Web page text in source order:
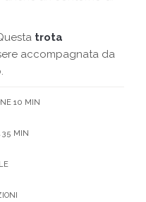
trota
accompagnata da
10 MIN
35 MIN